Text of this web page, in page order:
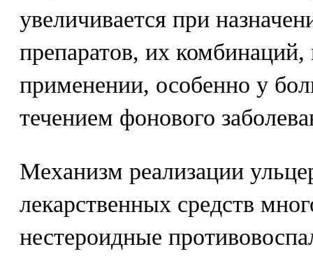
увеличивается при
препаратов, их
применении, особенно у
течением фонового
Механизм реализации
лекарственных средств
нестероидные